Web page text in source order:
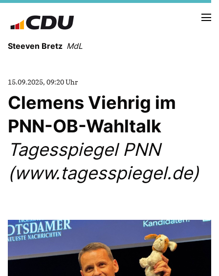
Steeven Bretz MdL
VITA
WAHLKREISBESUCHE
PRESSEFOTOS
MEIN BÜRGERBÜRO
CDU Deutschland
15.09.2025, 09:20 Uhr
Clemens Viehrig im
PNN-OB-Wahltalk
Tagesspiegel PNN
(www.tagesspiegel.de)